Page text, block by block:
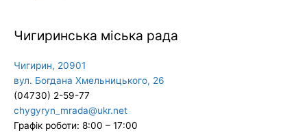
Чигиринська міська рада
Чигирин, 20901
вул. Богдана Хмельницького, 26
(04730) 2-59-77
chygyryn_mrada@ukr.net
Графік роботи: 8:00 – 17:00